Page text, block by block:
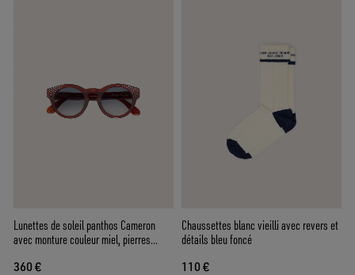
Lunettes de soleil panthos Cameron
avec monture couleur miel, pierres
360 €
Chaussettes blanc vieilli avec revers et
détails bleu foncé
110 €